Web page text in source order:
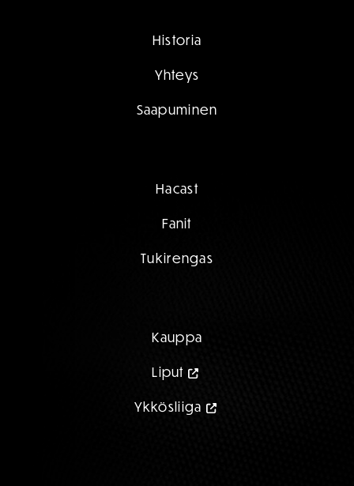
Historia
Yhteys
Saapuminen
Hacast
Fanit
Tukirengas
Kauppa
Liput
Ykkösliiga